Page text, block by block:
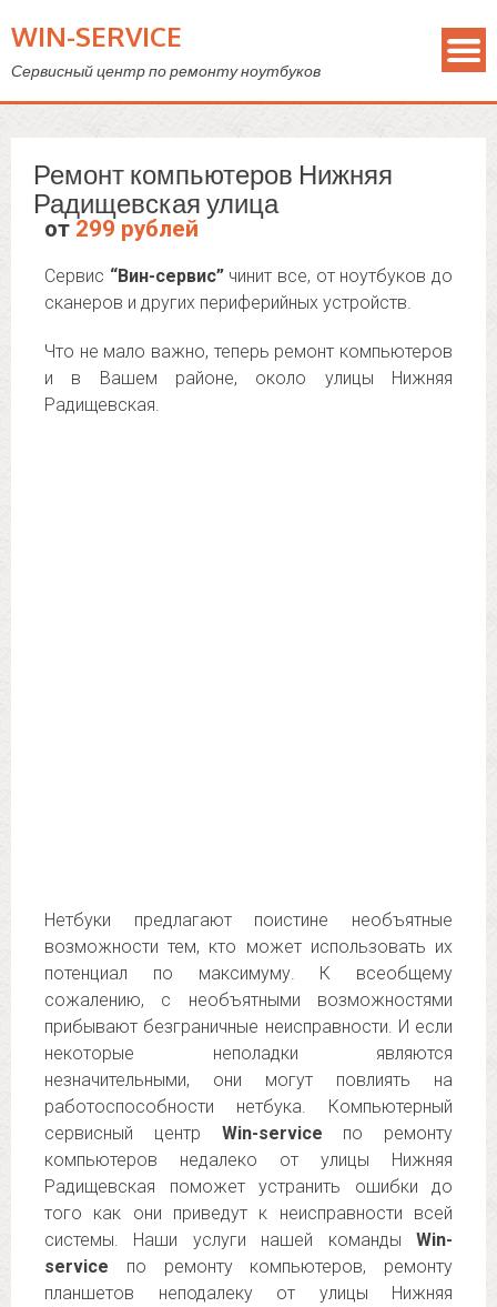
WIN-SERVICE
Сервисный центр по ремонту ноутбуков
Ремонт компьютеров Нижняя
Радищевская улица
от 299 рублей
Сервис “Вин-сервис”чинит все, от ноутбуков до
сканеров и других периферийных устройств.
Что не мало важно, теперь ремонт компьютеров
и в Вашем районе, около улицы Нижняя
Радищевская.
Нетбуки предлагают поистине необъятные
возможности тем, кто может использовать их
потенциал по максимуму. К всеобщему
сожалению, с необъятными возможностями
прибывают безграничные неисправности. И если
некоторые неполадки являются
незначительными, они могут повлиять на
работоспособности нетбука. Компьютерный
сервисный центр Win-service по ремонту
компьютеров недалеко от улицы Нижняя
Радищевская поможет устранить ошибки до
того как они приведут к неисправности всей
системы. Наши услуги нашей команды Win-
service по ремонту компьютеров, ремонту
планшетов неподалеку от улицы Нижняя